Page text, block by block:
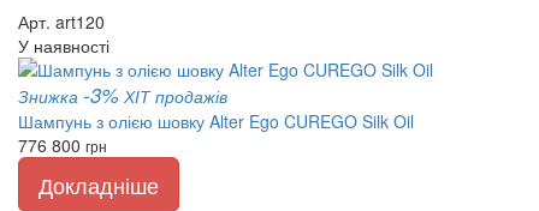
Арт. art120
У наявності
Знижка -3% ХІТ продажів
Шампунь з олією шовку Alter Ego CUREGO Silk Oil
776 800 грн
Докладніше